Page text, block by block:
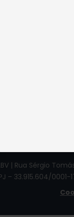
por
essa
doando
LBV | Rua Sérgio
– 33.915.604/